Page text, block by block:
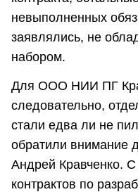
невыполненных
заявлялись, не
набором.
Для ООО НИИ ПГ
следовательно,
стали едва ли не
обратили внимание
Андрей Кравченко.
контрактов по